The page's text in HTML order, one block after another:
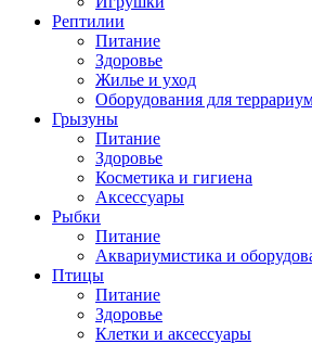
Рептилии
Питание
Здоровье
Жилье и уход
Оборудования для
Грызуны
Питание
Здоровье
Косметика и гигиена
Аксессуары
Рыбки
Питание
Аквариумистика и
Птицы
Питание
Здоровье
Клетки и аксессуары